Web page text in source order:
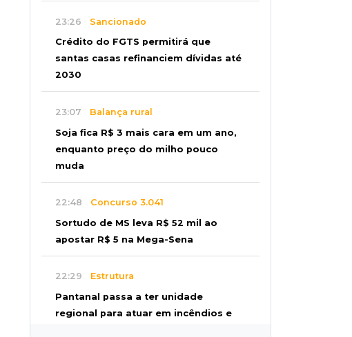
23:26 Sancionado
Crédito do FGTS permitirá que
santas casas refinanciem dívidas até
2030
23:07 Balança rural
Soja fica R$ 3 mais cara em um ano,
enquanto preço do milho pouco
muda
22:48 Concurso 3.041
Sortudo de MS leva R$ 52 mil ao
apostar R$ 5 na Mega-Sena
22:29 Estrutura
Pantanal passa a ter unidade
regional para atuar em incêndios e